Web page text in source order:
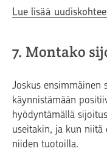
Lue lisää
7. Montako
Joskus ensimmäinen
käynnistämään
hyödyntämällä
useitakin, ja kun niitä
niiden tuotoilla.